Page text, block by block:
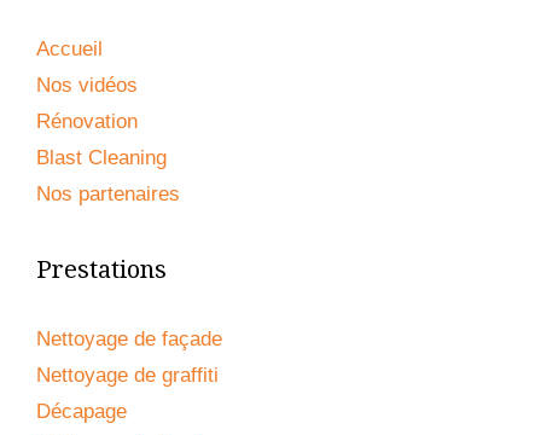
Accueil
Nos vidéos
Rénovation
Blast Cleaning
Nos partenaires
Prestations
Nettoyage de façade
Nettoyage de graffiti
Décapage